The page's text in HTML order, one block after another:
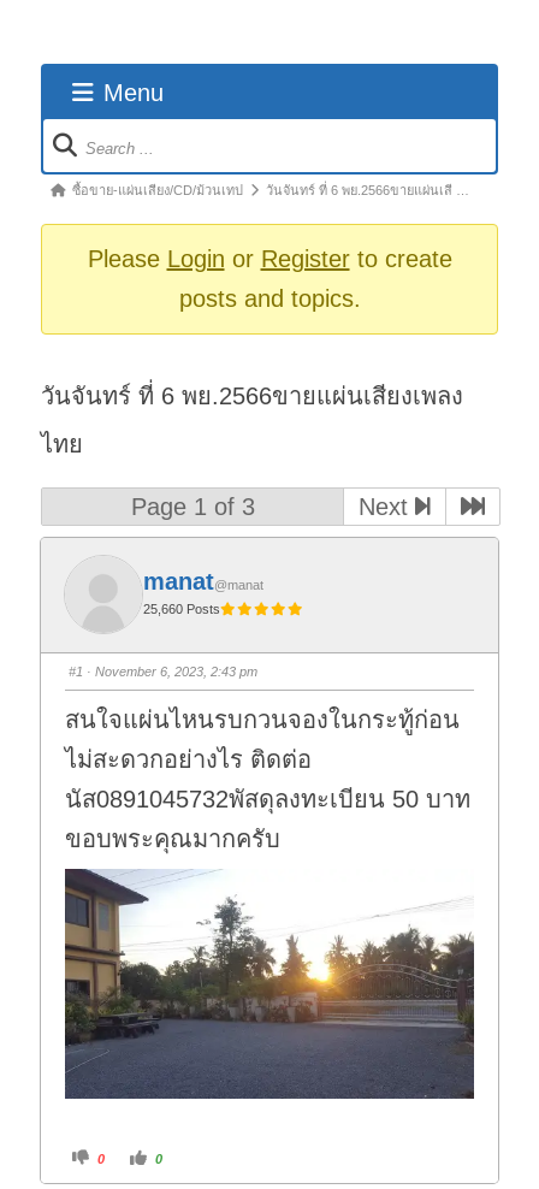
Menu
Forum
Navigation
Forumซื้อขาย-แผ่นเสียง/CD/ม้วนเทป วันจันทร์ ที่ 6 พย.2566ขายแผ่นเสี …
Please Login or Registerto create
posts and topics.
วันจันทร์ ที่ 6 พย.2566ขายแผ่นเสียงเพลง
ไทย
Page 1 of 3 Next
manat@manat
25,660 Posts
#1 · November 6, 2023, 2:43 pm
สนใจแผ่นไหนรบกวนจองในกระทู้ก่อน
ไม่สะดวกอย่างไร ติดต่อ
นัส0891045732พัสดุลงทะเบียน 50 บาท
ขอบพระคุณมากครับ
C
i
0
C
i
0